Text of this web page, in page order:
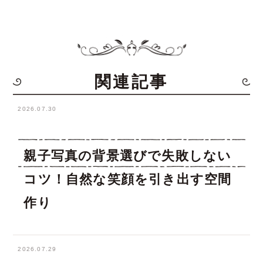
関連記事
2026.07.30
親子写真の背景選びで失敗しない
コツ！自然な笑顔を引き出す空間
作り
2026.07.29